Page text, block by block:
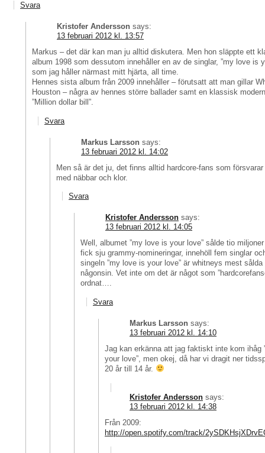
Svara
Kristofer Andersson says:
13 februari 2012 kl. 13:57
Markus – det där kan man ju alltid diskutera. Men hon släppte ett
album 1998 som dessutom innehåller en av de singlar, ”my love is
som jag håller närmast mitt hjärta, all time.
Hennes sista album från 2009 innehåller – förutsatt att man gillar
Houston – några av hennes större ballader samt en klassisk
”Million dollar bill”.
Svara
Markus Larsson says:
13 februari 2012 kl. 14:02
Men så är det ju, det finns alltid hardcore-fans som
med näbbar och klor.
Svara
Kristofer Andersson says:
13 februari 2012 kl. 14:05
Well, albumet ”my love is your love” sålde tio
fick sju grammy-nomineringar, innehöll fem singlar
singeln ”my love is your love” är whitneys mest sålda
någonsin. Vet inte om det är något som
ordnat….
Svara
Markus Larsson says:
13 februari 2012 kl. 14:10
Jag kan erkänna att jag faktiskt inte kom ihåg
your love”, men okej, då har vi dragit ner
20 år till 14 år.
Kristofer Andersson says:
13 februari 2012 kl. 14:38
Från 2009:
http://open.spotify.com/track/